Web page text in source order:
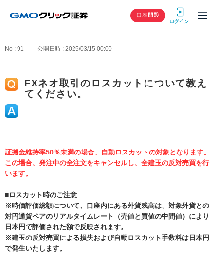
GMOクリック
口座開設
No : 91 公開日時 : 2025/03/15 00:00
FXネオ取引のロスカットについて教え
てください。
証拠金維持率50％未満の場合、自動ロスカットの対象となります。
この場合、発注中の全注文をキャンセルし、全建玉の反対売買を行
います。
■ロスカット時のご注意
※時価評価総額について、口座内にある外貨残高は、対象外貨との
対円通貨ペアのリアルタイムレート（売値と買値の中間値）により
日本円で評価された額で反映されます。
※建玉の反対売買による損失および自動ロスカット手数料は日本円
で発生いたします。